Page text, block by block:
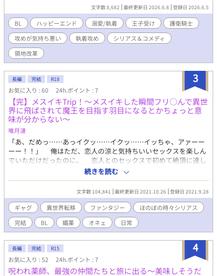
き天敵である王妃にいびられてしまったアルフィーのことをテオ
が助けてくれる。 しかも奪われていた母親の形見のブレスレット
を取り返してくれた。その事件をきっかけにテオと過去に出会っ
ていたことを思い出したアルフィー。 二人の仲は少しずつ近づい
ていくと思われたが、王妃の策略によりアルフィーは名ばかりの
公爵として荒れ果てた不毛の地に追いやられることになってしま
った。 甘んじてそれを受け入れ、一人で旅立とうとしたアルフィ
二人で公爵領へと旅立つことになる─── 生き抜くために人生を
捨てた王子が、やたらと懐いてくる少し気持ちの悪い護衛騎士と
一緒に領地開発をしながら自分らしさを取り戻していくコミカル
＆少しシリアスななお話です 「手グセの悪さは変わってないじゃ
ないか」 「お褒めにあずかり光栄です」
文字数 8,682 最終更新日 2026.6.8 登録日 2026.6.5
BL ハッピーエンド 溺愛/執着 王子受け
護衛騎士
攻めが気持ち悪い
執着攻め
シリアス＆コメディ
領地改革
3
長編 完結 R18
お気に入り : 60 24h.ポイント : 7
【完】メスイキTrip！〜メスイキした瞬間フリ○んで異世
界に飛ばされて魔王を目指す羽目になるとかちょっと意
味が分からない〜
唯月漣
「あ、だめっ……あっイクッ……イクッ……イッちゃ、アァーー
ーー！！」 俺はただ、恋人の涼と気持ちいいセックスを楽しん
でいただけだったのに。 恋人とのセックスで初めて絶頂に達し
た俺は、メスイキした瞬間意識が薄れて………。 「はぁー
ー！？ ここ、どこーー！？？」 気が付いたら俺は、フリちん
のまま異世界に飛ばされていたーーーー！？ この世界で四天王
を倒し、ゲイ族の魔王に会うことができれば、元の世界に帰れる
らしい。 そう言われた俺は、まずはゲイ族の四天王に挑むべ
く、渋々旅に出るはめに……！？ ………………。 「そんな物語、
あってたまるかぁーーーー！！」 クロチクビーというモンスタ
ーに、脛毛の森。お尻の並ぶ街に、エスジけっ蝶という幻の
蝶々。 ……冒険の道中には、ファンタジーとは思えない下ネタ
が満載！？ 鷹夜が無事元の世界に帰れる日は、果たしてやって
くるのだろうか……！？ ※唯月漣 長編3作目 *************** ●
こちらは【ギャグBL】という企画で書いた作品です。頭を真っ白
続きを読む
文字数 104,841 最終更新日 2021.10.26 登録日 2021.9.28
ギャグ 異世界転移 ファンタジー
ほのぼの時々シリアス
完結
BL 媚薬 オネェ 日常
4
長編 完結 R15
お気に入り : 52 24h.ポイント : 7
呪われ薬師、最強の仲間たちと旅に出る～美味しそうだ